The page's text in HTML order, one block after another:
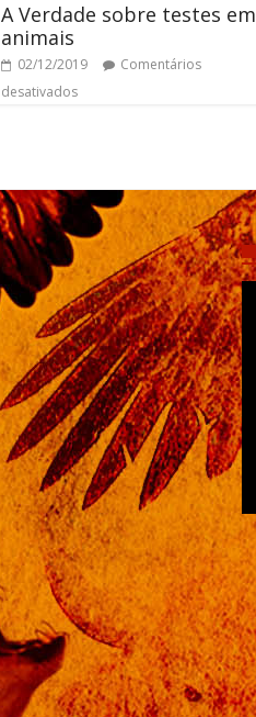
A Verdade sobre testes em
animais
02/12/2019
Comentários
desativados